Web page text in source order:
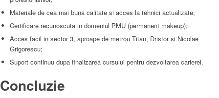
Materiale de cea mai buna calitate si acces la tehnici actualizate;
Certificare recunoscuta in domeniul PMU (permanent makeup);
Acces facil in sector 3, aproape de metrou Titan, Dristor si Nicolae
Grigorescu;
Suport continuu dupa finalizarea cursului pentru dezvoltarea carierei.
Concluzie